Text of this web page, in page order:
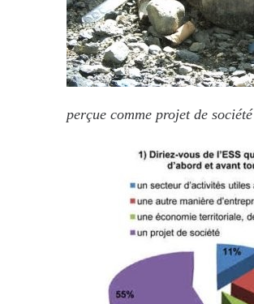
perçue comme projet de